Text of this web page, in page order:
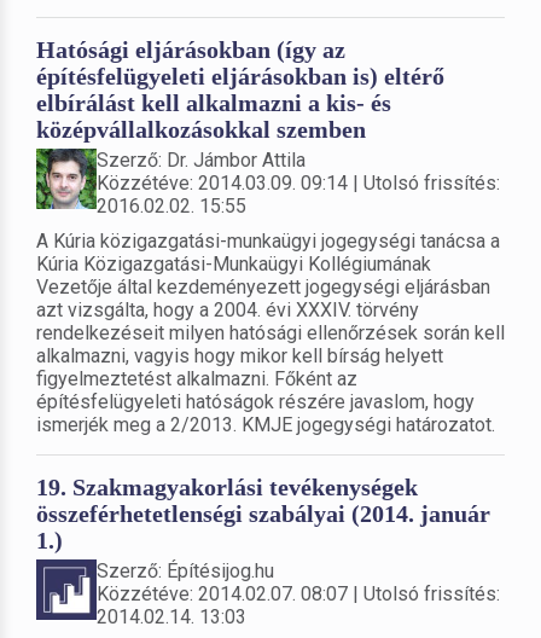
Hatósági eljárásokban (így az
építésfelügyeleti eljárásokban is) eltérő
elbírálást kell alkalmazni a kis- és
középvállalkozásokkal szemben
Szerző: Dr. Jámbor Attila
Közzétéve: 2014.03.09. 09:14 | Utolsó frissítés:
2016.02.02. 15:55
A Kúria közigazgatási-munkaügyi jogegységi tanácsa a
Kúria Közigazgatási-Munkaügyi Kollégiumának
Vezetője által kezdeményezett jogegységi eljárásban
azt vizsgálta, hogy a 2004. évi XXXIV. törvény
rendelkezéseit milyen hatósági ellenőrzések során kell
alkalmazni, vagyis hogy mikor kell bírság helyett
figyelmeztetést alkalmazni. Főként az
építésfelügyeleti hatóságok részére javaslom, hogy
ismerjék meg a 2/2013. KMJE jogegységi határozatot.
19. Szakmagyakorlási tevékenységek
összeférhetetlenségi szabályai (2014. január
1.)
Szerző: Építésijog.hu
Közzétéve: 2014.02.07. 08:07 | Utolsó frissítés:
2014.02.14. 13:03